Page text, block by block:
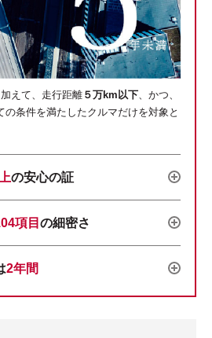
えて、走行距離 ５万km以下 、かつ、
の条件を満たしたクルマだけを対象と
の安心の証
項目 の細密さ
2年間